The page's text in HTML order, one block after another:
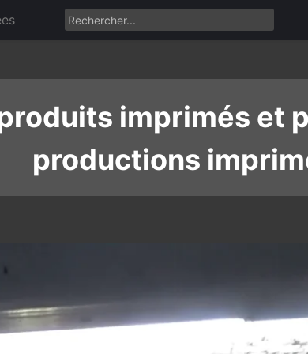
imprimés et
productions